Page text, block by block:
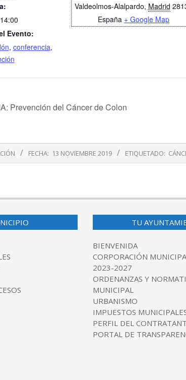
Evento:
, conferencia,
Valdeolmos-Alalpardo, Madrid
España + Google Map
Prevención del Cáncer de Colon
FECHA: 13 NOVIEMBRE 2019 ETIQUETADO:
TU
BIENVENIDA
CORPORACIÓN
2023-2027
ORDENANZAS Y
MUNICIPAL
URBANISMO
IMPUESTOS
PERFIL DEL
PORTAL DE